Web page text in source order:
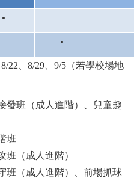
22、8/29、9/5（若學校場地
發班（成人進階）、兒童趣
班
班（成人進階）
班（成人進階）、前場抓球